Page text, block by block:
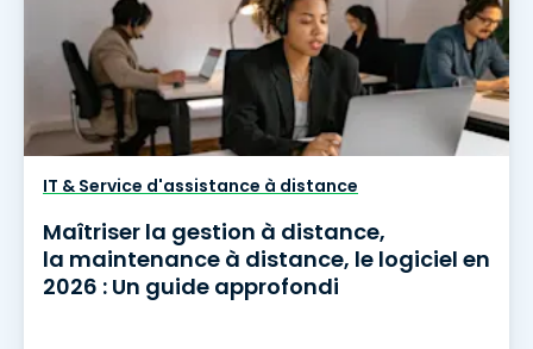
IT & Service d'assistance à distance
Maîtriser la gestion à distance,
la maintenance à distance, le logiciel en
2026 : Un guide approfondi